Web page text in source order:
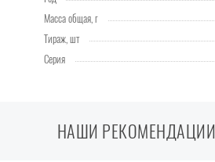
Масса общая, г
Тираж, шт
Серия
НАШИ РЕКОМЕНДАЦИИ